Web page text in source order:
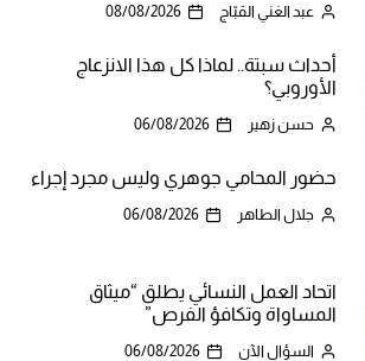
عبد الغني القبّاج 08/08/2026
أحداث سبتة.. لماذا كل هذا الانزعاج
الأوروبي؟
حسن زهير 06/08/2026
حضور المحامي جوهري وليس مجرد إجراء
جلال الطاهر 06/08/2026
اتحاد العمل النسائي يطلق “ميثاق
المساواة وتكافؤ الفرص”
السؤال الآن 06/08/2026